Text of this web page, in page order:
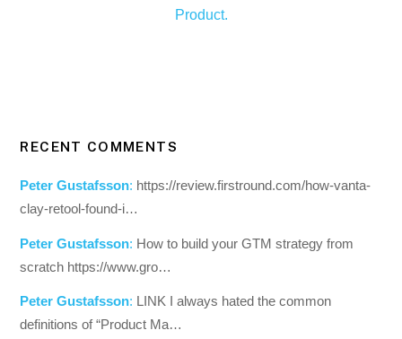
Product.
RECENT COMMENTS
Peter Gustafsson: https://review.firstround.com/how-vanta-
clay-retool-found-i…
Peter Gustafsson: How to build your GTM strategy from
scratch https://www.gro…
Peter Gustafsson: LINK I always hated the common
definitions of “Product Ma…